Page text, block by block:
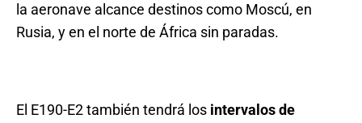
la aeronave alcance destinos como Moscú, en
Rusia, y en el norte de África sin paradas.
El E190-E2 también tendrá los intervalos de